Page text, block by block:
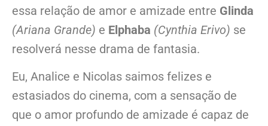
essa relação de amor e amizade entre Glinda
(Ariana Grande) e Elphaba (Cynthia Erivo) se
resolverá nesse drama de fantasia.
Eu, Analice e Nicolas saimos felizes e
estasiados do cinema, com a sensação de
que o amor profundo de amizade é capaz de